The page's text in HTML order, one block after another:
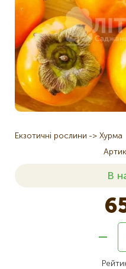
Екзотичні рослини
Хурма
В